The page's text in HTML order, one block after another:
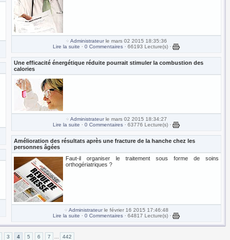
Administrateurle mars 02 2015 18:35:36
Lire la suite · 0 Commentaires · 66193 Lecture(s) ·
Une efficacité énergétique réduite pourrait stimuler la combustion des
calories
Administrateurle mars 02 2015 18:34:27
Lire la suite · 0 Commentaires · 63776 Lecture(s) ·
Amélioration des résultats après une fracture de la hanche chez les
personnes âgées
Faut-il organiser le traitement sous forme de soins
orthogériatriques ?
Administrateurle février 16 2015 17:46:48
Lire la suite · 0 Commentaires · 64817 Lecture(s) ·
3 4 5 6 7 442